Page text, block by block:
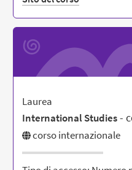
Laurea
International Studies-
corso internazionale